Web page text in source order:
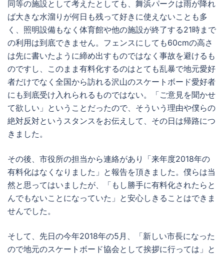
同等の施設として考えたとしても、舞浜パークは雨が降れ
ば大きな水溜りが何日も残って好きに使えないことも多
く、照明設備もなく体育館や他の施設が終了する21時まで
の利用は到底できません。フェンスにしても60cmの高さ
は先に書いたように締め出すものではなく事故を避けるも
のですし、このまま有料化するのはとても乱暴で地元愛好
者だけでなく全国から訪れる沢山のスケートボード愛好者
にも到底受け入れられるものではない。「ご意見を聞かせ
て欲しい」ということだったので、そういう理由や僕らの
絶対反対というスタンスをお伝えして、その日は帰路につ
きました。
その後、市役所の担当から連絡があり「来年度2018年の
有料化はなくなりました」と報告を頂きました。僕らは当
然と思ってはいましたが、「もし勝手に有料化されたらと
んでもないことになっていた」と安心しきることはできま
せんでした。
そして、先日の今年2018年の5月、「新しい市長になった
ので地元のスケートボード協会として挨拶に行っては」と